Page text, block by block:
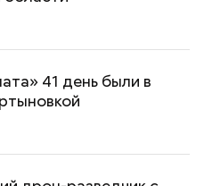
41 день были в